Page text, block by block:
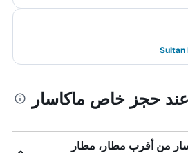
عند حجز خاص ماكاسار
من أقرب مطار، مطار